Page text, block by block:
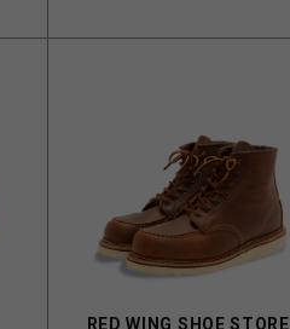
RED WING SHOE STORE